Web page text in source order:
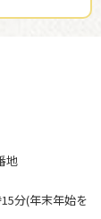
地
分(年末年始を